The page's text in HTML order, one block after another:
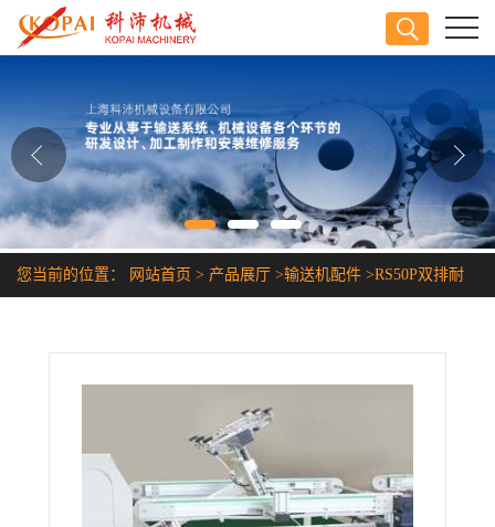
公司介绍
公司动态
产品展厅
证书荣誉
您当前的位置： 网站首页 > 产品展厅 >输送机配件 >RS50P双排耐